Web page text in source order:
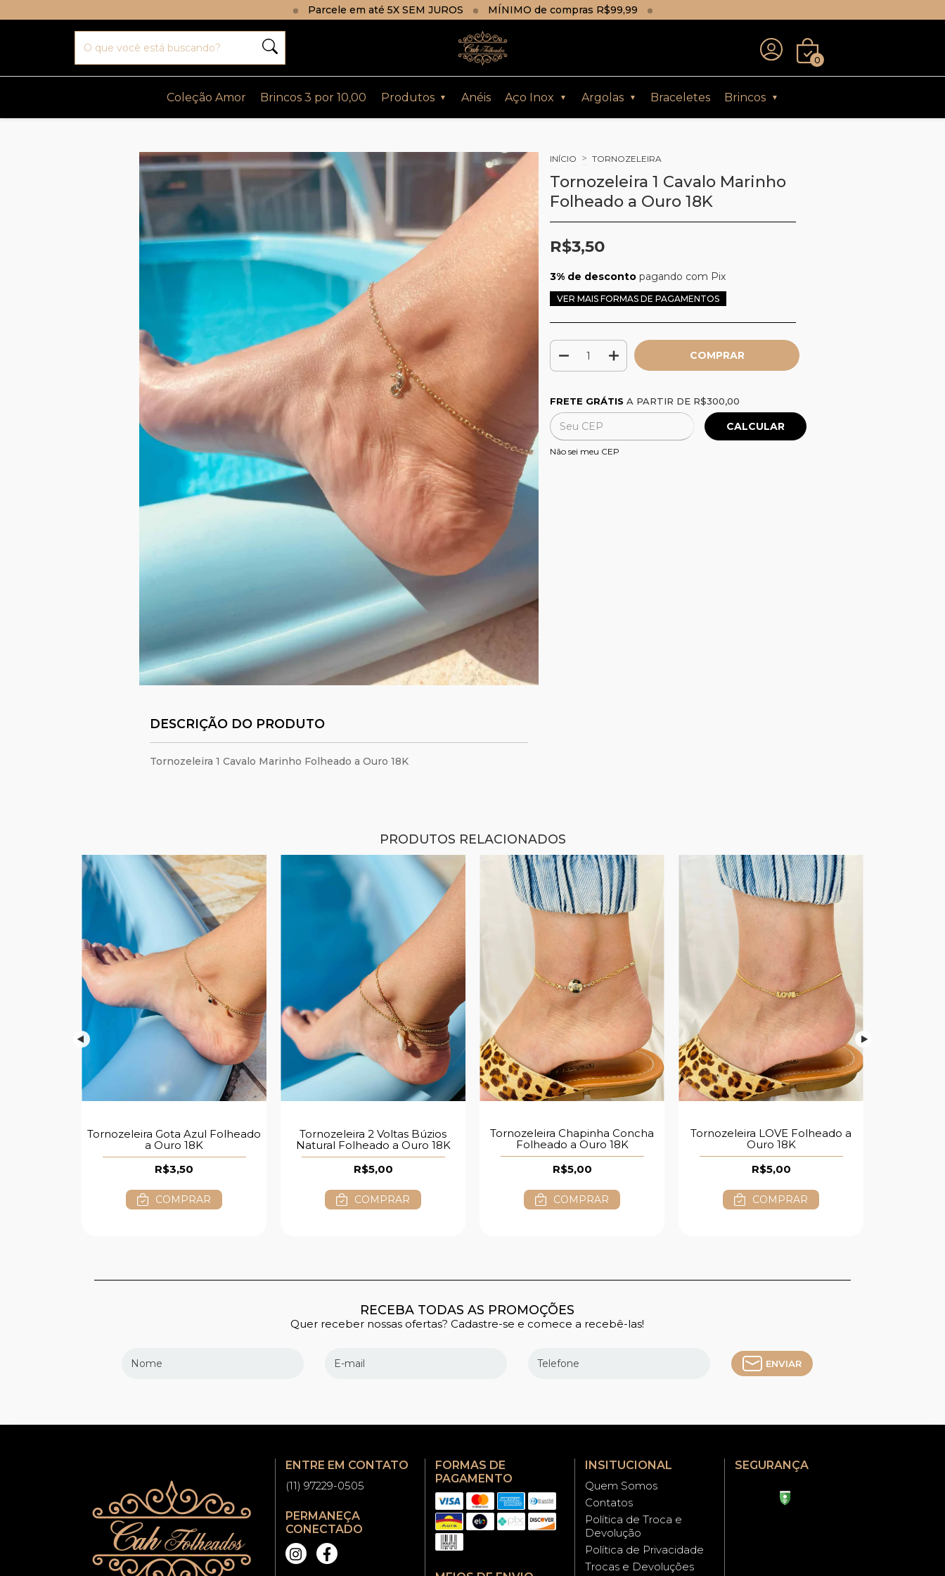
Parcele em até 5X SEM JUROS MÍNIMO de compras R$99,99
0
Coleção Amor Brincos 3 por 10,00 Produtos ▼ Anéis Aço Inox ▼ Argolas ▼ Braceletes Brincos ▼
DESCRIÇÃO DO PRODUTO
Tornozeleira 1 Cavalo Marinho Folheado a Ouro 18K
INÍCIO > TORNOZELEIRA
Tornozeleira 1 Cavalo Marinho
Folheado a Ouro 18K
R$3,50
3% de desconto pagando com Pix
VER MAIS FORMAS DE PAGAMENTOS
Frete grátis R$300,00
Entregas para o CEP: Alterar CEP
FRETE GRÁTIS A PARTIR DE R$300,00
CALCULAR
Não sei meu CEP
PRODUTOS RELACIONADOS
Tornozeleira Gota Azul Folheado
a Ouro 18K
R$3,50
COMPRAR
Tornozeleira 2 Voltas Búzios
Natural Folheado a Ouro 18K
R$5,00
COMPRAR
Tornozeleira Chapinha Concha
Folheado a Ouro 18K
R$5,00
COMPRAR
Tornozeleira LOVE Folheado a
Ouro 18K
R$5,00
COMPRAR
RECEBA TODAS AS PROMOÇÕES
Quer receber nossas ofertas? Cadastre-se e comece a recebê-las!
ENVIAR
ENTRE EM CONTATO
(11) 97229-0505
PERMANEÇA
CONECTADO
FORMAS DE
PAGAMENTO
INSITUCIONAL
Quem Somos
Contatos
Política de Troca e
Devolução
Política de Privacidade
Trocas e Devoluções
SEGURANÇA